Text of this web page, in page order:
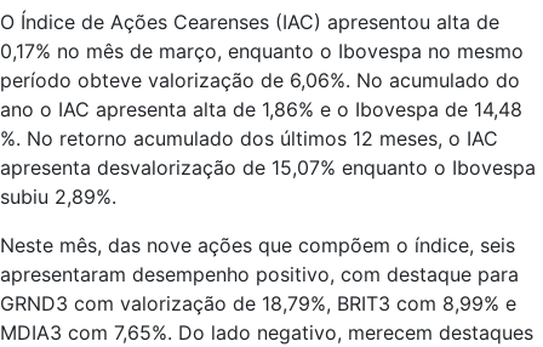
O Índice de Ações Cearenses (IAC) apresentou alta de
0,17% no mês de março, enquanto o Ibovespa no mesmo
período obteve valorização de 6,06%. No acumulado do
ano o IAC apresenta alta de 1,86% e o Ibovespa de 14,48
%. No retorno acumulado dos últimos 12 meses, o IAC
apresenta desvalorização de 15,07% enquanto o Ibovespa
subiu 2,89%.
Neste mês, das nove ações que compõem o índice, seis
apresentaram desempenho positivo, com destaque para
GRND3 com valorização de 18,79%, BRIT3 com 8,99% e
MDIA3 com 7,65%. Do lado negativo, merecem destaques